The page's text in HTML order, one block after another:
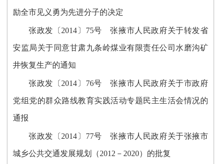
励全市见义勇为先进分子的决定
张政发〔2014〕75号 张掖市人民政府关于转发省
安监局关于同意甘肃九条岭煤业有限责任公司水磨沟矿
井恢复生产的通知
张政发〔2014〕76号 张掖市人民政府关于市政府
党组党的群众路线教育实践活动专题民主生活会情况的
通报
张政发〔2014〕77号 张掖市人民政府关于张掖市
城乡公共交通发展规划（2012－2020）的批复